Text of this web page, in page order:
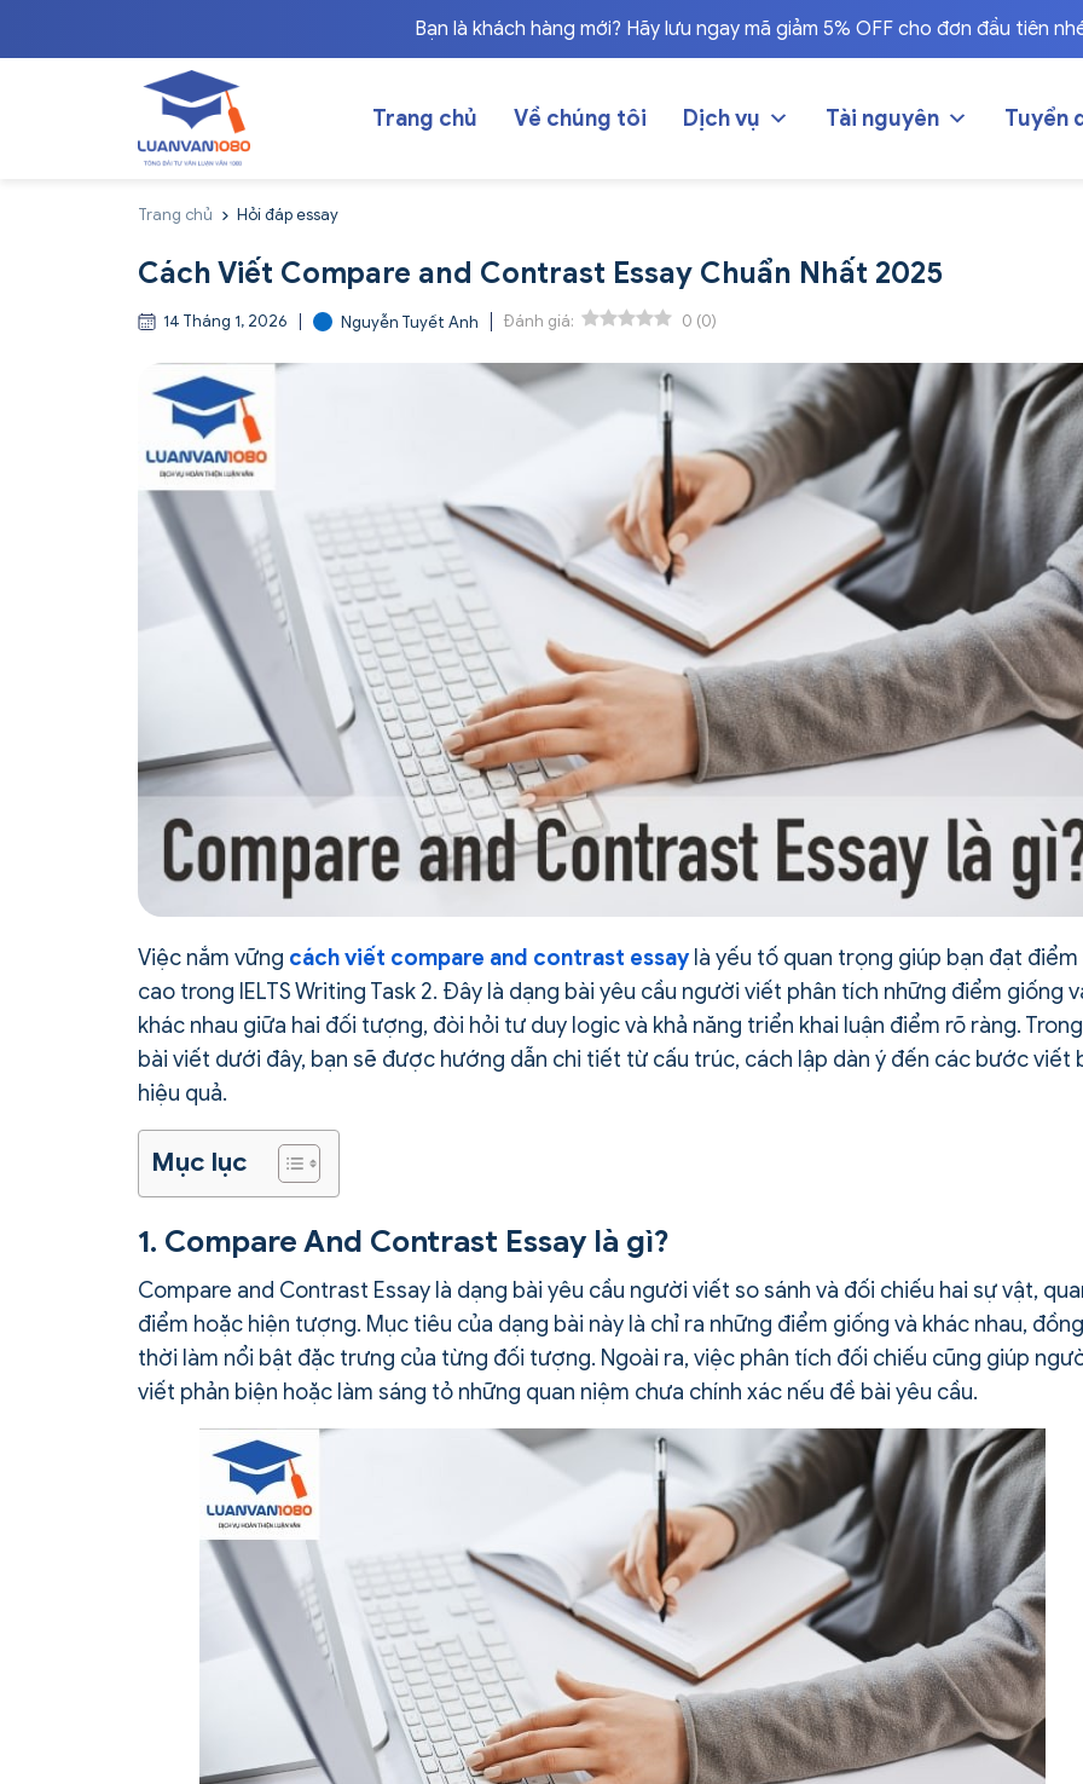
Bạn là khách hàng mới? Hãy lưu ngay mã giảm 5% OFF cho đơn đầu tiên
Trang chủ Về chúng tôi Dịch vụ Tài nguyên Tuyển
Trang chủ Hỏi đáp essay
Cách Viết Compare and Contrast Essay Chuẩn Nhất 2025
14 Tháng 1, 2026 Nguyễn Tuyết Anh Đánh giá: 0 (0)
Việc nắm vững cách viết compare and contrast essay là yếu tố quan trọng giúp bạn đạt điểm
cao trong IELTS Writing Task 2. Đây là dạng bài yêu cầu người viết phân tích những điểm giống
khác nhau giữa hai đối tượng, đòi hỏi tư duy logic và khả năng triển khai luận điểm rõ ràng. Trong
bài viết dưới đây, bạn sẽ được hướng dẫn chi tiết từ cấu trúc, cách lập dàn ý đến các bước viết
hiệu quả.
Mục lục
1. Compare And Contrast Essay là gì?
Compare and Contrast Essay là dạng bài yêu cầu người viết so sánh và đối chiếu hai sự vật,
điểm hoặc hiện tượng. Mục tiêu của dạng bài này là chỉ ra những điểm giống và khác nhau, đồng
thời làm nổi bật đặc trưng của từng đối tượng. Ngoài ra, việc phân tích đối chiếu cũng giúp
viết phản biện hoặc làm sáng tỏ những quan niệm chưa chính xác nếu đề bài yêu cầu.